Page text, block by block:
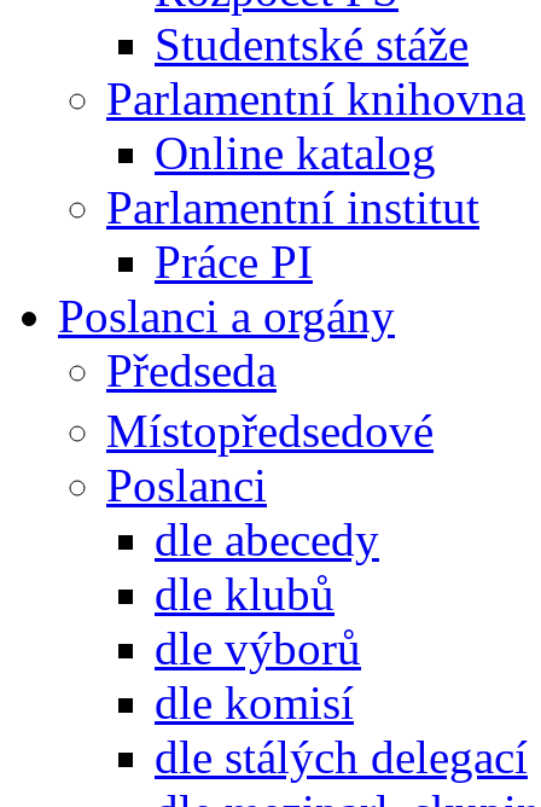
Studentské stáže
Parlamentní knihovna
Online katalog
Parlamentní institut
Práce PI
Poslanci a orgány
Předseda
Místopředsedové
Poslanci
dle abecedy
dle klubů
dle výborů
dle komisí
dle stálých delegací